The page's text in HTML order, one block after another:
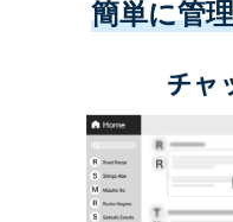
簡単に管